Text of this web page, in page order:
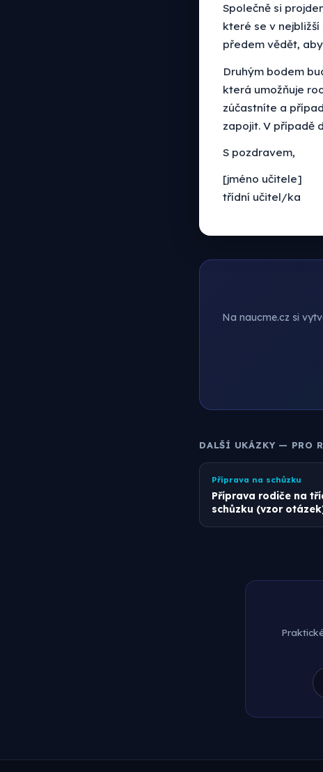
Společně si
které se v
předem vědět,
Druhým bodem
která umožňuje
zúčastníte a
zapojit. V případě
S pozdravem,
[jméno učitele]
třídní učitel/ka
Na naucme.cz si
DALŠÍ UKÁZKY — PRO
Příprava na schůzku
Příprava rodiče na
schůzku (vzor